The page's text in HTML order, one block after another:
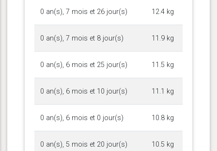
0 an(s), 7 mois et 26 jour(s) 12.4 kg
0 an(s), 7 mois et 8 jour(s) 11.9 kg
0 an(s), 6 mois et 25 jour(s) 11.5 kg
0 an(s), 6 mois et 10 jour(s) 11.1 kg
0 an(s), 6 mois et 0 jour(s) 10.8 kg
0 an(s), 5 mois et 20 jour(s) 10.5 kg